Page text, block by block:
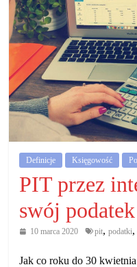
jak
Porady
biznesowe
Definicje Księgowość
PIT przez
swój podatek
10 marca 2020 pit, podatki,
Jak co roku do 30